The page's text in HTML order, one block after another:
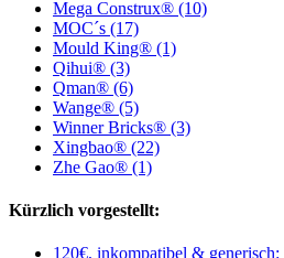
Mega Construx® (10)
MOC´s (17)
Mould King® (1)
Qihui® (3)
Qman® (6)
Wange® (5)
Winner Bricks® (3)
Xingbao® (22)
Zhe Gao® (1)
Kürzlich vorgestellt:
120€, inkompatibel &